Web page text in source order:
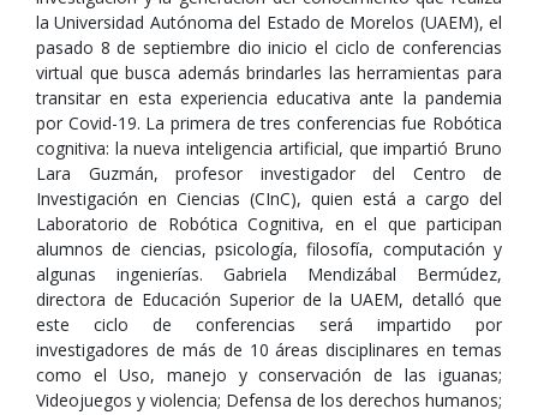
la Universidad Autónoma del Estado de Morelos (UAEM), el
pasado 8 de septiembre dio inicio el ciclo de conferencias
virtual que busca además brindarles las herramientas para
transitar en esta experiencia educativa ante la pandemia
por Covid-19. La primera de tres conferencias fue Robótica
cognitiva: la nueva inteligencia artificial, que impartió Bruno
Lara Guzmán, profesor investigador del Centro de
Investigación en Ciencias (CInC), quien está a cargo del
Laboratorio de Robótica Cognitiva, en el que participan
alumnos de ciencias, psicología, filosofía, computación y
algunas ingenierías. Gabriela Mendizábal Bermúdez,
directora de Educación Superior de la UAEM, detalló que
este ciclo de conferencias será impartido por
investigadores de más de 10 áreas disciplinares en temas
como el Uso, manejo y conservación de las iguanas;
Videojuegos y violencia; Defensa de los derechos humanos;